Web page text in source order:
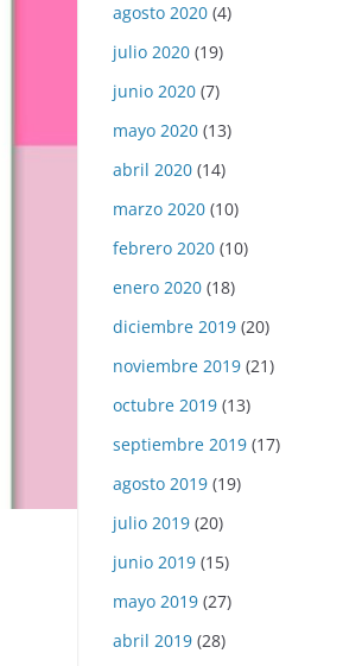
agosto 2020 (4)
julio 2020 (19)
junio 2020 (7)
mayo 2020 (13)
abril 2020 (14)
marzo 2020 (10)
febrero 2020 (10)
enero 2020 (18)
diciembre 2019 (20)
noviembre 2019 (21)
octubre 2019 (13)
septiembre 2019 (17)
agosto 2019 (19)
julio 2019 (20)
junio 2019 (15)
mayo 2019 (27)
abril 2019 (28)